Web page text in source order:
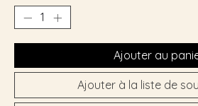
Ajouter au
Ajouter à la liste de